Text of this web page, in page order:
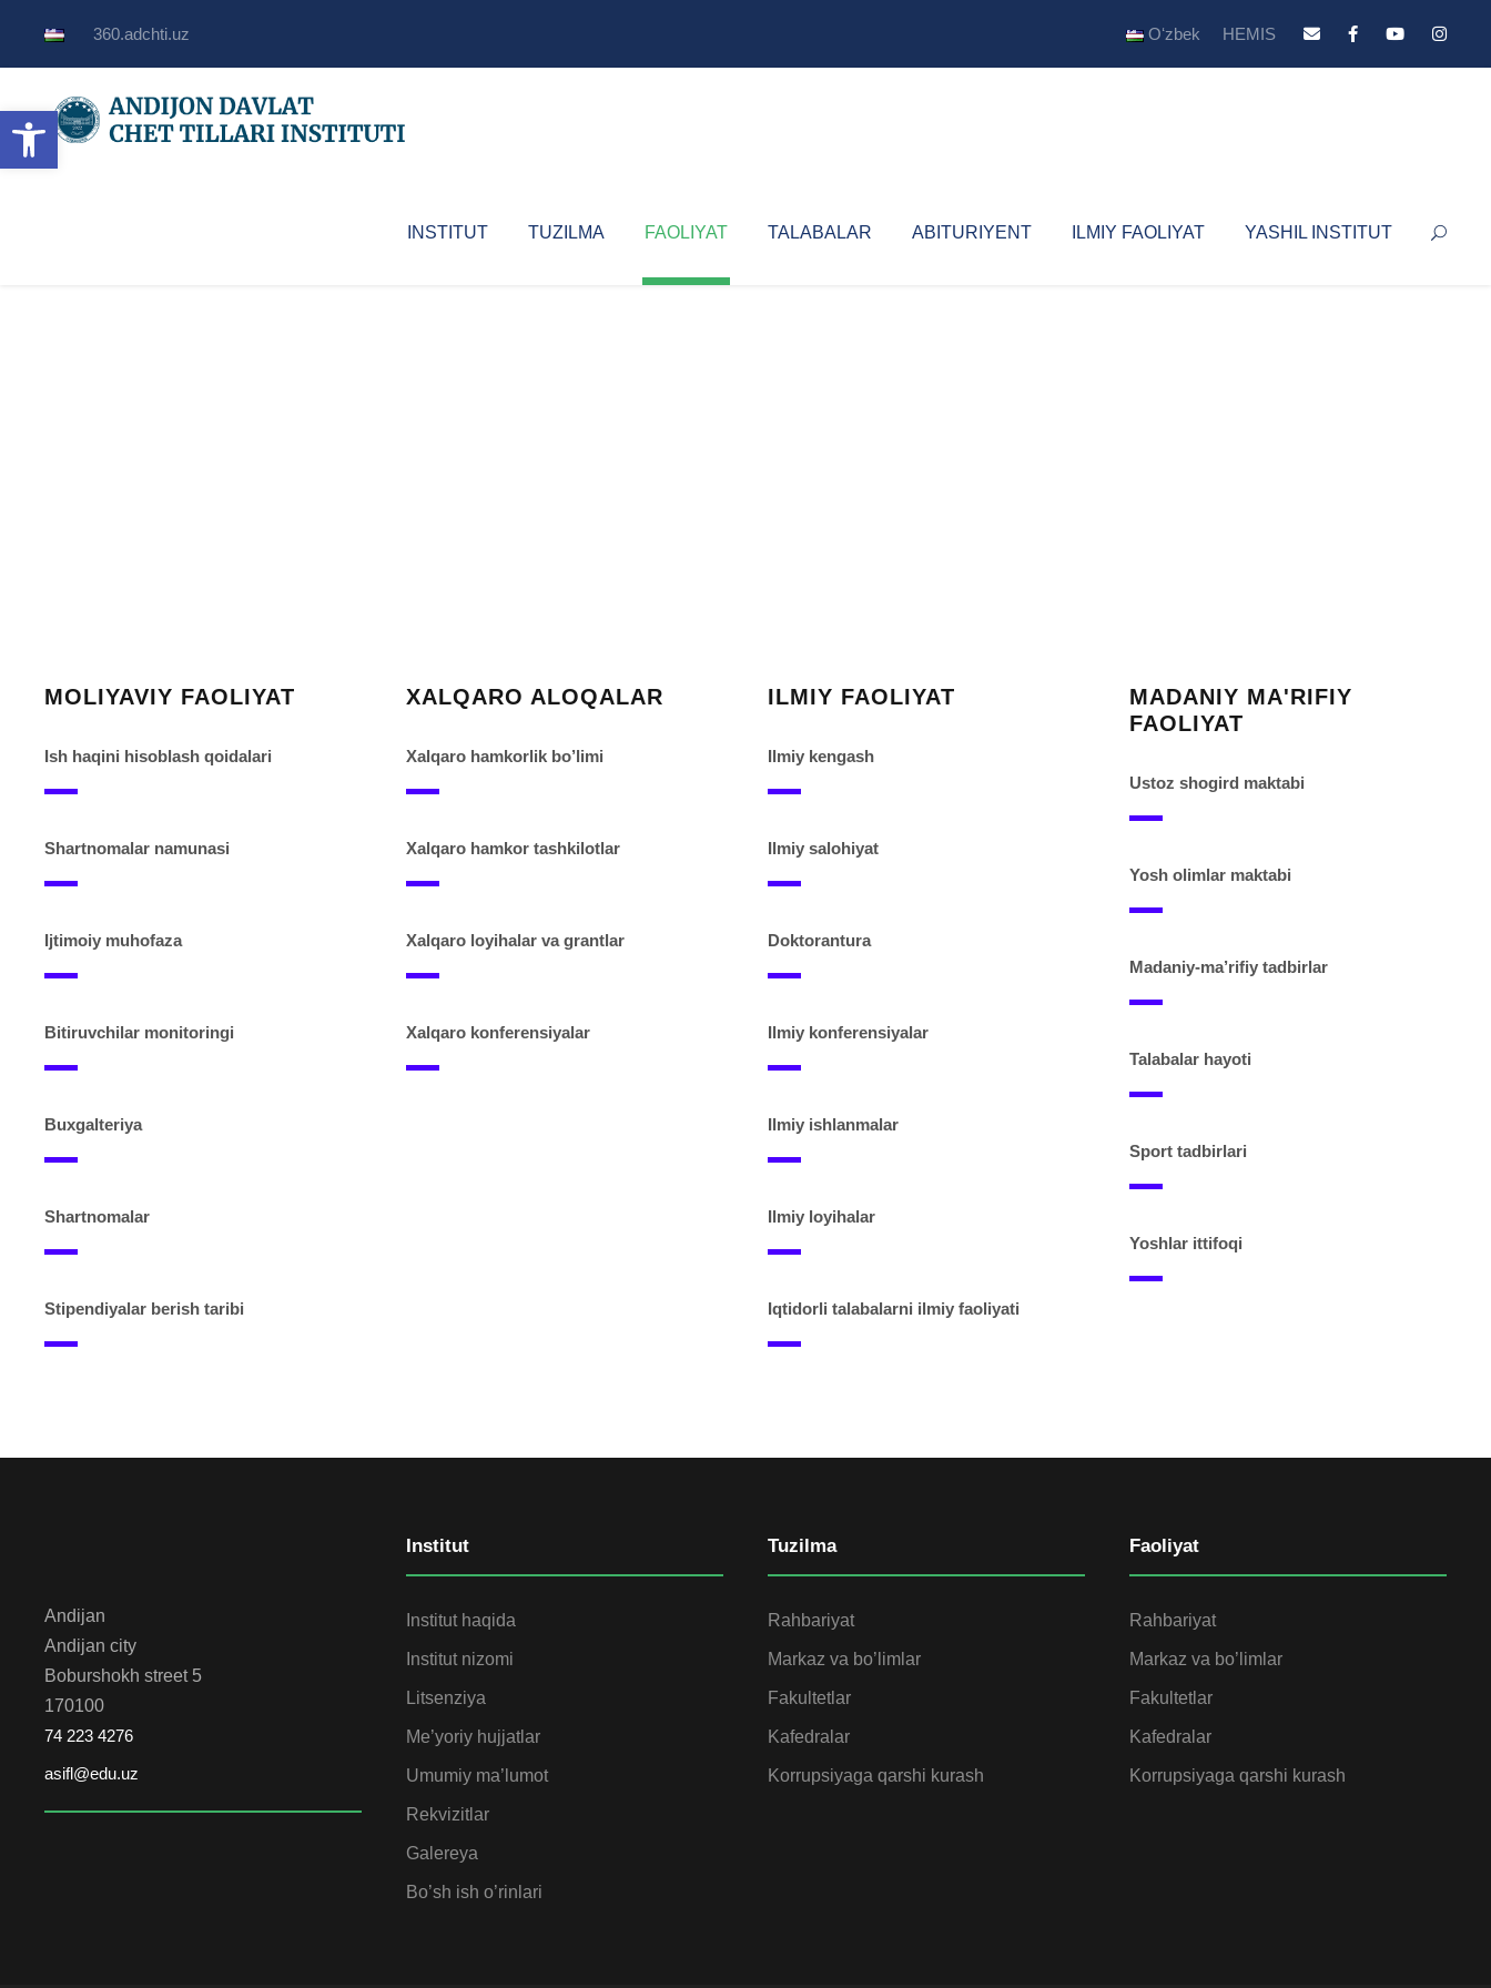
Open toolbar
360.adchti.uz Oʻzbek HEMIS
INSTITUT TUZILMA FAOLIYAT TALABALAR ABITURIYENT ILMIY FAOLIYAT YASHIL INSTITUT
MOLIYAVIY FAOLIYAT
Ish haqini hisoblash qoidalari
Shartnomalar namunasi
Ijtimoiy muhofaza
Bitiruvchilar monitoringi
Buxgalteriya
Shartnomalar
Stipendiyalar berish taribi
XALQARO ALOQALAR
Xalqaro hamkorlik bo’limi
Xalqaro hamkor tashkilotlar
Xalqaro loyihalar va grantlar
Xalqaro konferensiyalar
ILMIY FAOLIYAT
Ilmiy kengash
Ilmiy salohiyat
Doktorantura
Ilmiy konferensiyalar
Ilmiy ishlanmalar
Ilmiy loyihalar
Iqtidorli talabalarni ilmiy faoliyati
MADANIY MA'RIFIY
FAOLIYAT
Ustoz shogird maktabi
Yosh olimlar maktabi
Madaniy-ma’rifiy tadbirlar
Talabalar hayoti
Sport tadbirlari
Yoshlar ittifoqi
Andijan
Andijan city
Boburshokh street 5
170100
74 223 4276
asifl@edu.uz
Institut
Institut haqida
Institut nizomi
Litsenziya
Me’yoriy hujjatlar
Umumiy ma’lumot
Rekvizitlar
Galereya
Bo’sh ish o’rinlari
Tuzilma
Rahbariyat
Markaz va bo’limlar
Fakultetlar
Kafedralar
Korrupsiyaga qarshi kurash
Faoliyat
Rahbariyat
Markaz va bo’limlar
Fakultetlar
Kafedralar
Korrupsiyaga qarshi kurash